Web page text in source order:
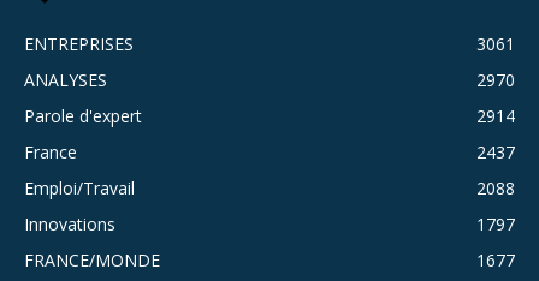
ENTREPRISES
3061
ANALYSES
2970
Parole d'expert
2914
France
2437
Emploi/Travail
2088
Innovations
1797
FRANCE/MONDE
1677